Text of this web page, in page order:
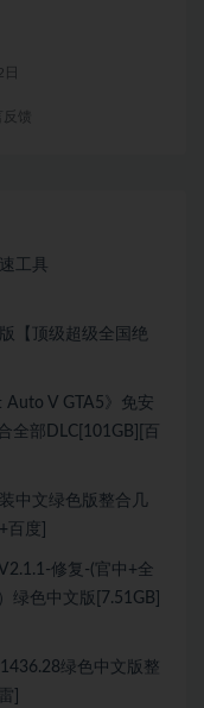
馈
工具
【顶级超级全国绝
Auto V GTA5》免安
全部DLC[101GB][百
中文绿色版整合几
百度]
修复-(官中+全
绿色中文版[7.51GB]
绿色中文版整
]